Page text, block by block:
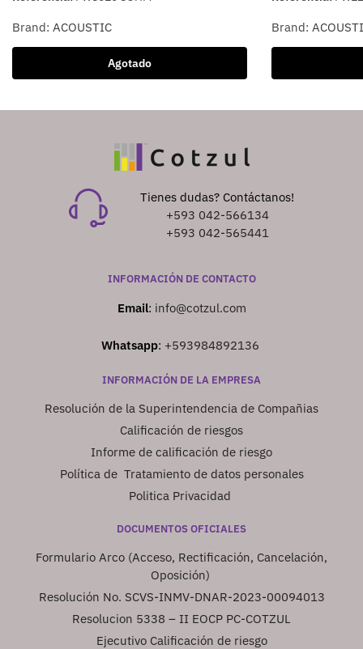
Brand: ACOUSTIC
Agotado
Brand:
Tienes dudas? Contáctanos!
+593 042-566134
+593 042-565441
INFORMACIÓN DE CONTACTO
Email: info@cotzul.com
Whatsapp: +593984892136
INFORMACIÓN DE LA EMPRESA
Resolución de la Superintendencia de Compañias
Calificación de riesgos
Informe de calificación de riesgo
Política de Tratamiento de datos personales
Politica Privacidad
DOCUMENTOS OFICIALES
Formulario Arco (Acceso, Rectificación, Cancelación,
Oposición)
Resolución No. SCVS-INMV-DNAR-2023-00094013
Resolucion 5338 – II EOCP PC-COTZUL
Ejecutivo Calificación de riesgo